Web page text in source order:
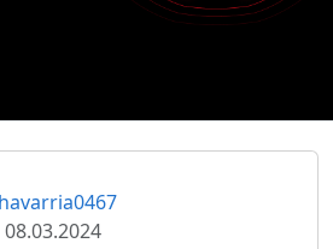
08.03.2024